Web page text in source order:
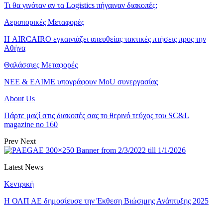
Τι θα γινόταν αν τα Logistics πήγαιναν διακοπές;
Αεροπορικές Μεταφορές
Η AIRCAIRO εγκαινιάζει απευθείας τακτικές πτήσεις προς την
Αθήνα
Θαλάσσιες Μεταφορές
ΝΕΕ & ΕΛΙΜΕ υπογράφουν MoU συνεργασίας
About Us
Πάρτε μαζί στις διακοπές σας το θερινό τεύχος του SC&L
magazine no 160
Prev Next
Latest News
Κεντρική
Η ΟΛΠ ΑΕ δημοσίευσε την Έκθεση Βιώσιμης Ανάπτυξης 2025